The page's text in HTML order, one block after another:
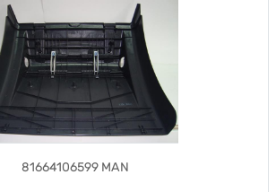
81664106599 MAN